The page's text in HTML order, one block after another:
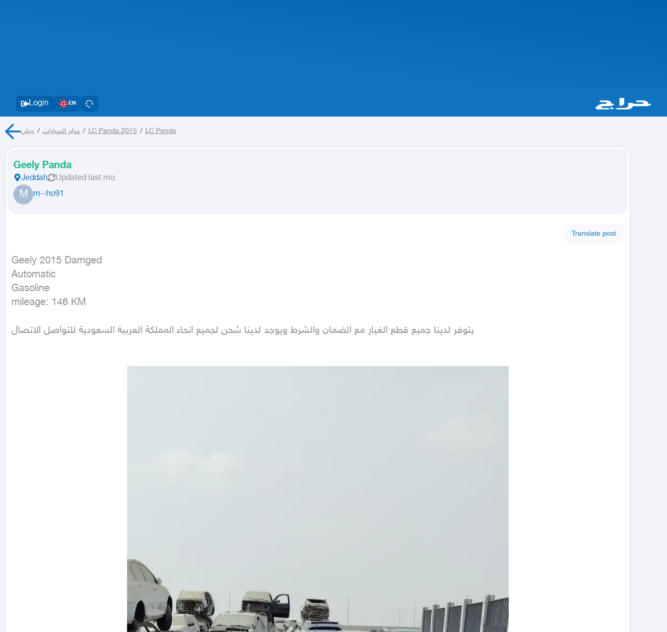
Login EN
حراج السيارات / جيلي / LC Panda 2015 / LC Panda
Geely Panda
Jeddah Updated last mo.
M m--ho91
Translate post
Geely 2015 Damged
Automatic
Gasoline
mileage: 146 KM
يتوفر لدينا جميع قطع الغيار مع الضمان والشرط ويوجد لدينا شحن لجميع انحاء المملكة العربية السعودية للتواصل الاتصال